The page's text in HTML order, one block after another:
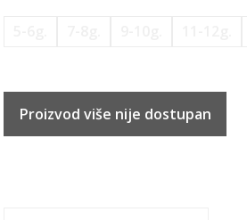
Proizvod više nije dostupan